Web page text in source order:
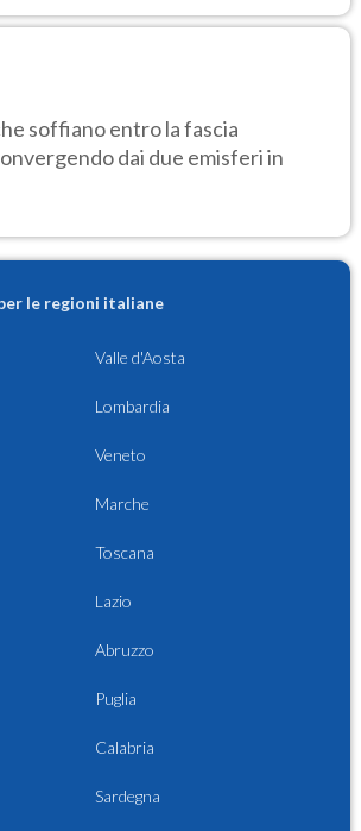
soffiano entro la fascia
dai due emisferi in
le regioni italiane
Valle d'Aosta
Lombardia
Veneto
Marche
Toscana
Lazio
Abruzzo
Puglia
Calabria
Sardegna